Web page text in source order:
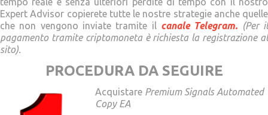
Expert Advisor copierete tutte le nostre strategie anche quelle
che non vengono inviate tramite il canale Telegram. (Per il
pagamento tramite criptomoneta è richiesta la registrazione al
sito).
PROCEDURA DA SEGUIRE
Acquistare Premium Signals Automated
Copy EA